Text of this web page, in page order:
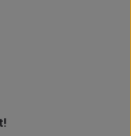
von 5 Sternen